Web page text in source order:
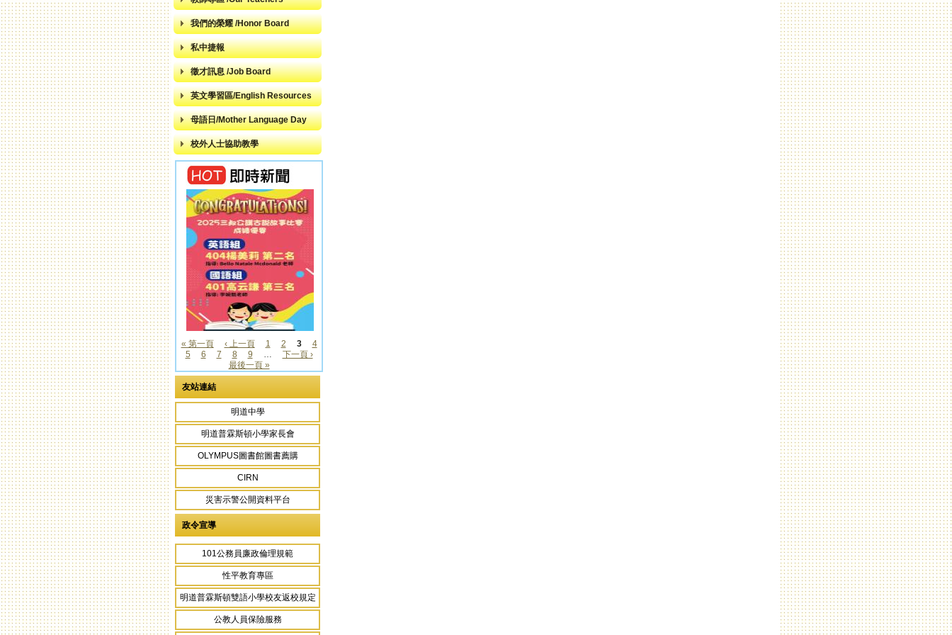
我們的榮耀 /Honor Board
私中捷報
徵才訊息 /Job Board
英文學習區/English Resources
母語日/Mother Language Day
校外人士協助教學
頁面
« 第一頁 ‹ 上一頁 1 2 3
4
5
6 7 8 9 …
下一頁 ›
最後一頁 »
友站連結
明道中學
明道普霖斯頓小學家長會
OLYMPUS圖書館圖書薦購
CIRN
災害示警公開資料平台
政令宣導
101公務員廉政倫理規範
性平教育專區
明道普霖斯頓雙語小學校友返校規定
公教人員保險服務